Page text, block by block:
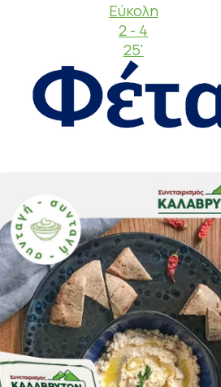
Εύκολη
2 - 4
25'